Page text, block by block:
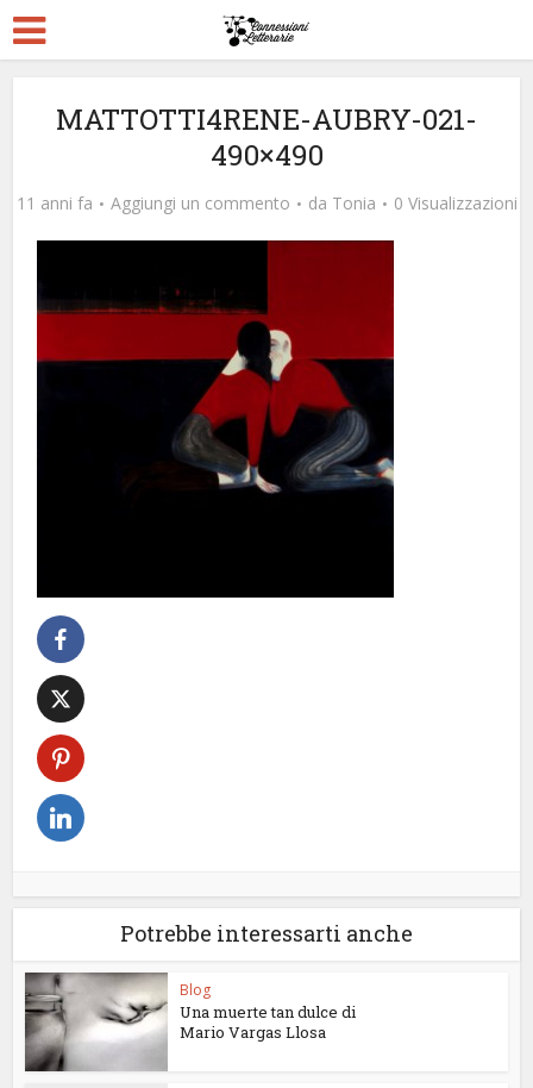
MATTOTTI4RENE-AUBRY-021-
490×490
11 anni fa Aggiungi un commento da Tonia 0 Visualizzazioni
Potrebbe interessarti anche
Blog
Una muerte tan dulce di
Mario Vargas Llosa